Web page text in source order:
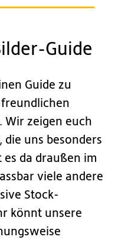
Guide
Guide zu
Wir zeigen euch
die uns besonders
da draußen im
viele andere
Stock-
könnt unsere